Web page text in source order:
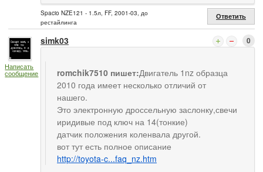
Spacio NZE121 - 1.5л, FF, 2001-03, до
рестайлинга
Ответить
Написать
сообщение
simk03 0
romchik7510 пишет:Двигатель 1nz образца
2010 года имеет несколько отличий от
нашего.
Это электронную дроссельную заслонку,свечи
иридивые под ключ на 14(тонкие)
датчик положения коленвала другой.
вот тут есть полное описание
http://toyota-c...faq_nz.htm